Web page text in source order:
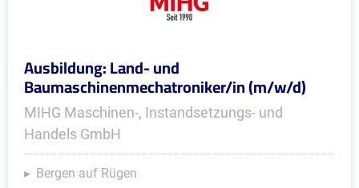
Ausbildung: Land- und
Baumaschinenmechatroniker/in (m/w/d)
MIHG Maschinen-, Instandsetzungs- und
Handels GmbH
Bergen auf Rügen